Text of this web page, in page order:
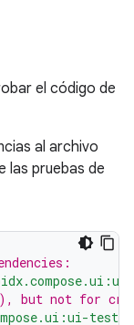
el código de
al archivo
las pruebas de
but not for
test-